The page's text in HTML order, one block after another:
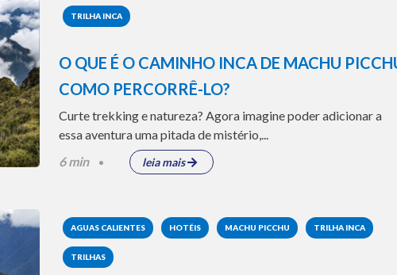
TRILHA INCA
O QUE É O CAMINHO INCA DE MACHU
COMO PERCORRÊ-LO?
Curte trekking e natureza? Agora imagine poder adicionar a
essa aventura uma pitada de mistério,...
6 min
leia mais
AGUAS CALIENTES HOTÉIS MACHU PICCHU TRILHA INCA
TRILHAS